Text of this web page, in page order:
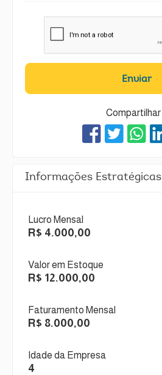
Enviar
Compartilhar
Informações Estratégicas
Lucro Mensal
R$ 4.000,00
Valor em Estoque
R$ 12.000,00
Faturamento Mensal
R$ 8.000,00
Idade da Empresa
4